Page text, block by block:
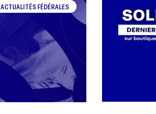
ACTUALITÉS FÉDÉRALES